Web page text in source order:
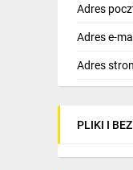
Adres
Adres e-
Adres
PLIKI I